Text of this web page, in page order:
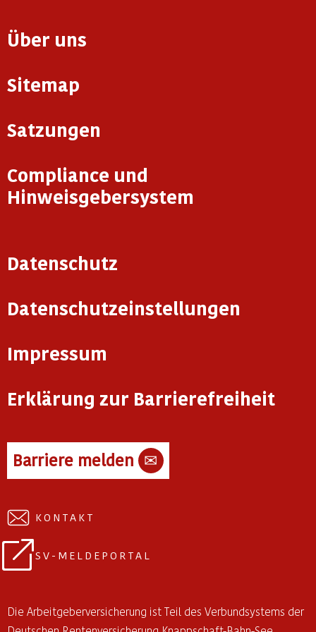
Über uns
Sitemap
Satzungen
Compliance und
Hinweisgebersystem
Datenschutz
Datenschutzeinstellungen
Impressum
Erklärung zur Barrierefreiheit
Barriere melden ✉
KONTAKT
SV-MELDEPORTAL
Die Arbeitgeberversicherung ist Teil des Verbundsystems der